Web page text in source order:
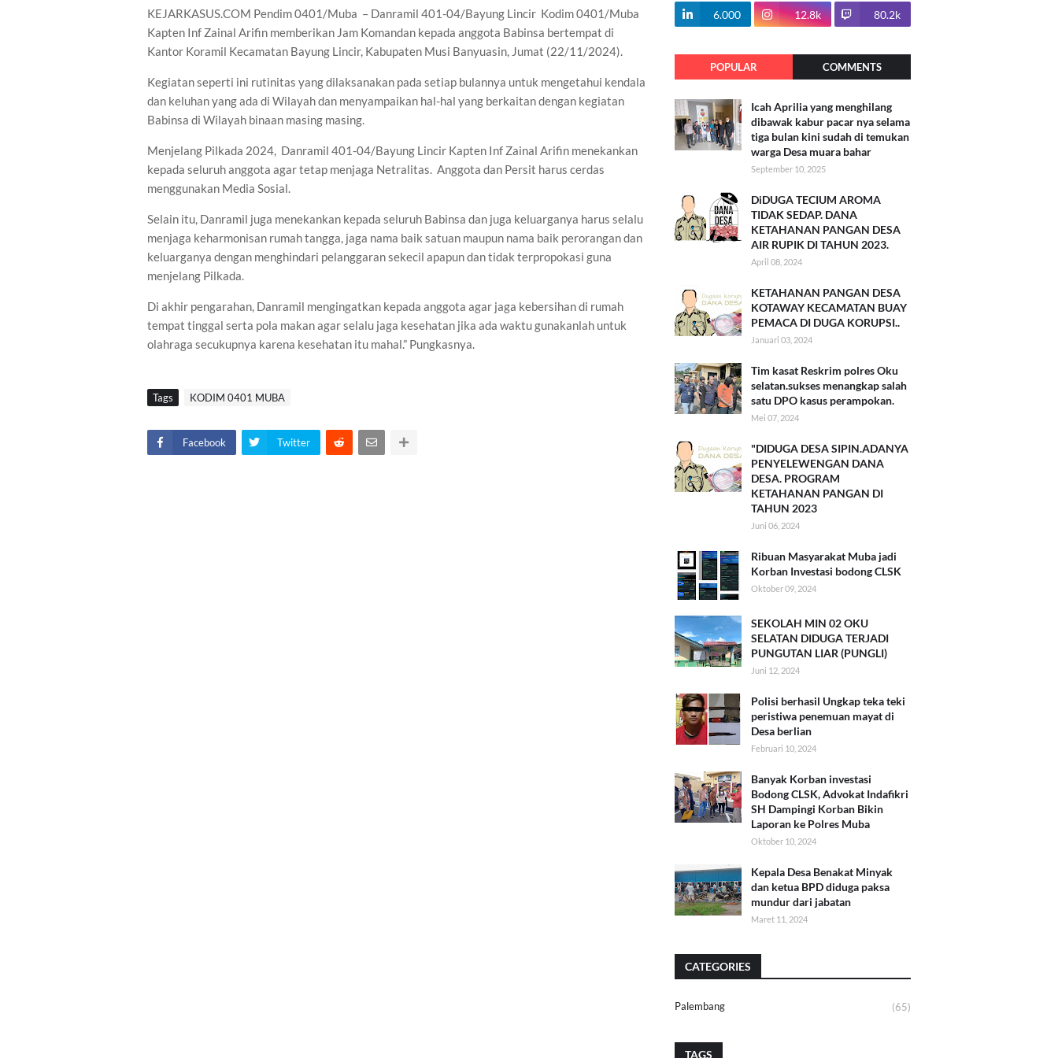
KEJARKASUS.COM Pendim 0401/Muba – Danramil 401-04/Bayung Lincir Kodim 0401/Muba
Kapten Inf Zainal Arifin memberikan Jam Komandan kepada anggota Babinsa bertempat di
Kantor Koramil Kecamatan Bayung Lincir, Kabupaten Musi Banyuasin, Jumat (22/11/2024).
Kegiatan seperti ini rutinitas yang dilaksanakan pada setiap bulannya untuk mengetahui kendala
dan keluhan yang ada di Wilayah dan menyampaikan hal-hal yang berkaitan dengan kegiatan
Babinsa di Wilayah binaan masing masing.
Menjelang Pilkada 2024, Danramil 401-04/Bayung Lincir Kapten Inf Zainal Arifin menekankan
kepada seluruh anggota agar tetap menjaga Netralitas. Anggota dan Persit harus cerdas
menggunakan Media Sosial.
Selain itu, Danramil juga menekankan kepada seluruh Babinsa dan juga keluarganya harus selalu
menjaga keharmonisan rumah tangga, jaga nama baik satuan maupun nama baik perorangan dan
keluarganya dengan menghindari pelanggaran sekecil apapun dan tidak terpropokasi guna
menjelang Pilkada.
Di akhir pengarahan, Danramil mengingatkan kepada anggota agar jaga kebersihan di rumah
tempat tinggal serta pola makan agar selalu jaga kesehatan jika ada waktu gunakanlah untuk
olahraga secukupnya karena kesehatan itu mahal.” Pungkasnya.
Tags KODIM 0401 MUBA
Facebook Twitter
100.7k
6.000 12.8k 80.2k
POPULAR COMMENTS
Icah Aprilia yang menghilang
dibawak kabur pacar nya selama
tiga bulan kini sudah di temukan
warga Desa muara bahar
September 10, 2025
DiDUGA TECIUM AROMA
TIDAK SEDAP. DANA
KETAHANAN PANGAN DESA
AIR RUPIK DI TAHUN 2023.
April 08, 2024
KETAHANAN PANGAN DESA
KOTAWAY KECAMATAN BUAY
PEMACA DI DUGA KORUPSI..
Januari 03, 2024
Tim kasat Reskrim polres Oku
selatan.sukses menangkap salah
satu DPO kasus perampokan.
Mei 07, 2024
"DIDUGA DESA SIPIN.ADANYA
PENYELEWENGAN DANA
DESA. PROGRAM
KETAHANAN PANGAN DI
TAHUN 2023
Juni 06, 2024
Ribuan Masyarakat Muba jadi
Korban Investasi bodong CLSK
Oktober 09, 2024
SEKOLAH MIN 02 OKU
SELATAN DIDUGA TERJADI
PUNGUTAN LIAR (PUNGLI)
Juni 12, 2024
Polisi berhasil Ungkap teka teki
peristiwa penemuan mayat di
Desa berlian
Februari 10, 2024
Banyak Korban investasi
Bodong CLSK, Advokat Indafikri
SH Dampingi Korban Bikin
Laporan ke Polres Muba
Oktober 10, 2024
Kepala Desa Benakat Minyak
dan ketua BPD diduga paksa
mundur dari jabatan
Maret 11, 2024
CATEGORIES
Palembang (65)
TAGS